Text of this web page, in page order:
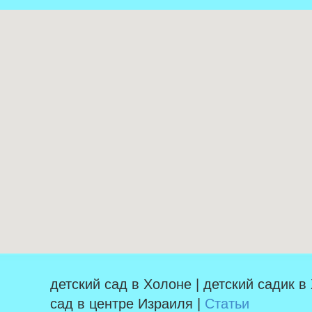
детский сад в Холоне | детский садик
сад в центре Израиля | Статьи